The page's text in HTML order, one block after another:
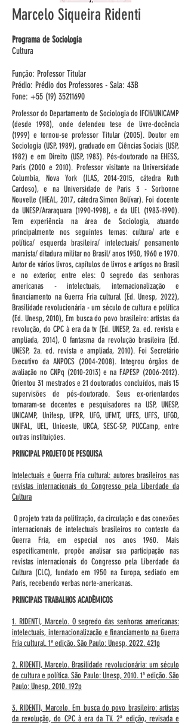
Marcelo Siqueira Ridenti
Programa de Sociologia
Cultura
Função: Professor Titular
Prédio: Prédio dos Professores - Sala: 43B
Fone: +55 (19) 35211690
Professor do Departamento de Sociologia do IFCH/UNICAMP
(desde 1998), onde defendeu tese de livre-docência
(1999) e tornou-se professor Titular (2005). Doutor em
Sociologia (USP, 1989), graduado em Ciências Sociais (USP,
1982) e em Direito (USP, 1983). Pós-doutorado na EHESS,
Paris (2000 e 2010). Professor visitante na Universidade
Columbia, Nova York (ILAS,2014-2015, cátedra Ruth
Cardoso), e na Universidade de Paris 3 - Sorbonne
Nouvelle (IHEAL, 2017, cátedra Simon Bolívar). Foi docente
da UNESP/Araraquara (1990-1998), e da UEL (1983-1990).
Tem experiência na área de Sociologia, atuando
principalmente nos seguintes temas: cultura/ arte e
política/ esquerda brasileira/ intelectuais/ pensamento
marxista/ ditadura militar no Brasil/ anos 1950, 1960 e 1970.
Autor de vários livros, capítulos de livros e artigos no Brasil
e no exterior, entre eles: O segredo das senhoras
americanas - intelectuais, internacionalização e
financiamento na Guerra Fria cultural (Ed. Unesp, 2022),
Brasilidade revolucionária - um século de cultura e política
(Ed. Unesp, 2010), Em busca do povo brasileiro: artistas da
revolução, do CPC à era da tv (Ed. UNESP, 2a. ed. revista e
ampliada, 2014), O fantasma da revolução brasileira (Ed.
UNESP, 2a. ed. revista e ampliada, 2010). Foi Secretário
Executivo da ANPOCS (2004-2008). Integrou órgãos de
avaliação no CNPq (2010-2013) e na FAPESP (2006-2012).
Orientou 31 mestrados e 21 doutorados concluídos, mais 15
supervisões de pós-doutorado. Seus ex-orientandos
tornaram-se docentes e pesquisadores na USP, UNESP,
UNICAMP, Unifesp, UFPR, UFG, UFMT, UFES, UFFS, UFGD,
UNIFAL, UEL, Unioeste, URCA, SESC-SP, PUCCamp, entre
outras instituições.
PRINCIPAL PROJETO DE PESQUISA
Intelectuais e Guerra Fria cultural: autores brasileiros nas
revistas internacionais do Congresso pela Liberdade da
Cultura
O projeto trata da politização, da circulação e das conexões
internacionais de intelectuais brasileiros no contexto da
Guerra Fria, em especial nos anos 1960. Mais
especificamente, propõe analisar sua participação nas
revistas internacionais do Congresso pela Liberdade da
Cultura (CLC), fundado em 1950 na Europa, sediado em
Paris, recebendo verbas norte-americanas.
PRINCIPAIS TRABALHOS ACADÊMICOS
1. RIDENTI, Marcelo. O segredo das senhoras americanas:
intelectuais, internacionalização e financiamento na Guerra
Fria cultural. 1ª edição. São Paulo: Unesp, 2022. 421p
2. RIDENTI, Marcelo. Brasilidade revolucionária: um século
de cultura e política. São Paulo: Unesp, 2010. 1ª edição. São
Paulo: Unesp, 2010. 192p
3. RIDENTI, Marcelo. Em busca do povo brasileiro: artistas
da revolução, do CPC à era da TV. 2ª edição, revisada e